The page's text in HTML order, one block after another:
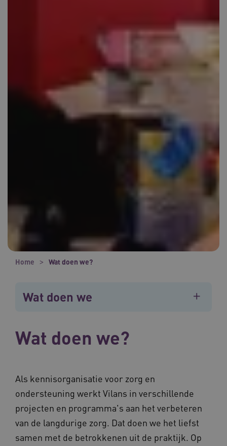
Home Wat doen we?
Wat doen we
Wat doen we?
Als kennisorganisatie voor zorg en
ondersteuning werkt Vilans in verschillende
projecten en programma's aan het verbeteren
van de langdurige zorg. Dat doen we het liefst
samen met de betrokkenen uit de praktijk. Op